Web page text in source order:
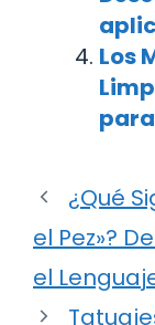
Los
¿Qué
el Pez»?
el